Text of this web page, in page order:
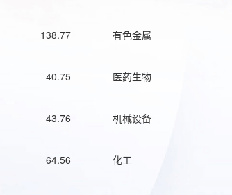
138.77 有色金属
40.75 医药生物
43.76 机械设备
64.56 化工